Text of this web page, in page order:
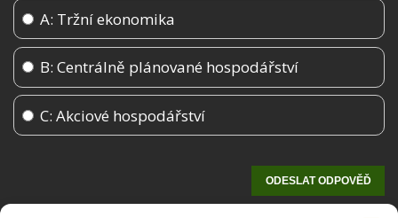
A: Tržní ekonomika
B: Centrálně plánované hospodářství
C: Akciové hospodářství